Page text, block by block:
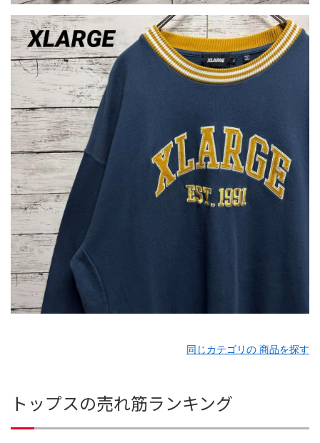
同じカテゴリの 商品を探す
トップスの売れ筋ランキング